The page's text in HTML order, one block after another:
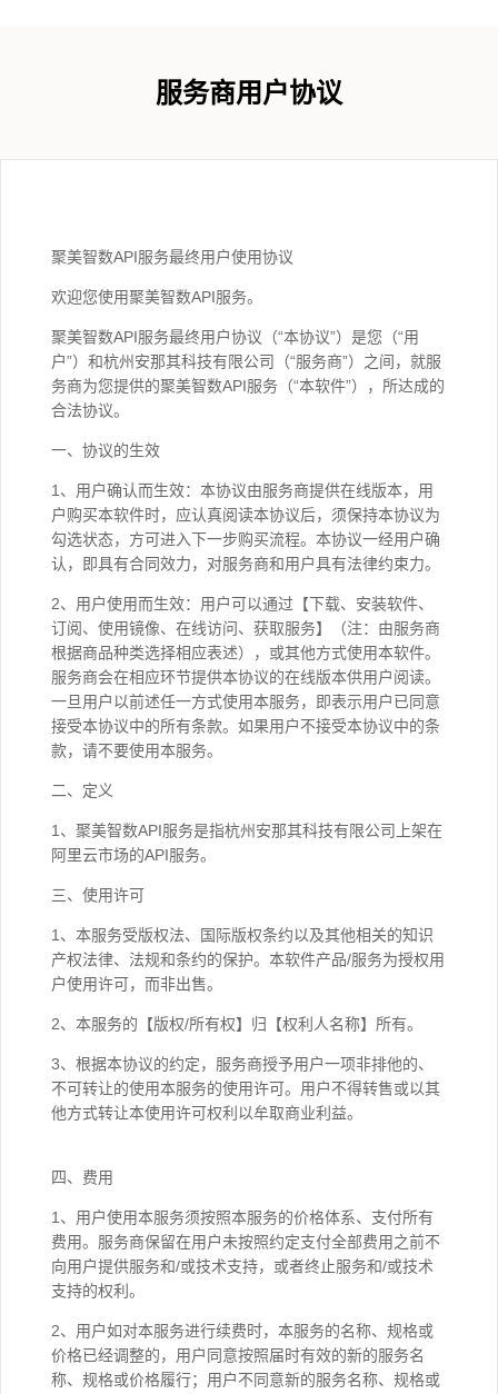
服务商用户协议
聚美智数API服务最终用户使用协议
欢迎您使用聚美智数API服务。
聚美智数API服务最终用户协议（“本协议”）是您（“用
户”）和杭州安那其科技有限公司（“服务商”）之间，就服
务商为您提供的聚美智数API服务（“本软件”），所达成的
合法协议。
一、协议的生效
1、用户确认而生效：本协议由服务商提供在线版本，用
户购买本软件时，应认真阅读本协议后，须保持本协议为
勾选状态，方可进入下一步购买流程。本协议一经用户确
认，即具有合同效力，对服务商和用户具有法律约束力。
2、用户使用而生效：用户可以通过【下载、安装软件、
订阅、使用镜像、在线访问、获取服务】（注：由服务商
根据商品种类选择相应表述），或其他方式使用本软件。
服务商会在相应环节提供本协议的在线版本供用户阅读。
一旦用户以前述任一方式使用本服务，即表示用户已同意
接受本协议中的所有条款。如果用户不接受本协议中的条
款，请不要使用本服务。
二、定义
1、聚美智数API服务是指杭州安那其科技有限公司上架在
阿里云市场的API服务。
三、使用许可
1、本服务受版权法、国际版权条约以及其他相关的知识
产权法律、法规和条约的保护。本软件产品/服务为授权用
户使用许可，而非出售。
2、本服务的【版权/所有权】归【权利人名称】所有。
3、根据本协议的约定，服务商授予用户一项非排他的、
不可转让的使用本服务的使用许可。用户不得转售或以其
他方式转让本使用许可权利以牟取商业利益。
四、费用
1、用户使用本服务须按照本服务的价格体系、支付所有
费用。服务商保留在用户未按照约定支付全部费用之前不
向用户提供服务和/或技术支持，或者终止服务和/或技术
支持的权利。
2、用户如对本服务进行续费时，本服务的名称、规格或
价格已经调整的，用户同意按照届时有效的新的服务名
称、规格或价格履行；用户不同意新的服务名称、规格或